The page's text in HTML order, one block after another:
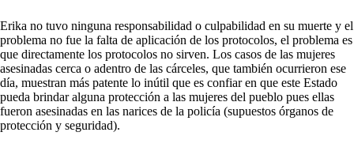
Erika no tuvo ninguna responsabilidad o culpabilidad en su muerte y el
problema no fue la falta de aplicación de los protocolos, el problema es
que directamente los protocolos no sirven. Los casos de las mujeres
asesinadas cerca o adentro de las cárceles, que también ocurrieron ese
día, muestran más patente lo inútil que es confiar en que este Estado
pueda brindar alguna protección a las mujeres del pueblo pues ellas
fueron asesinadas en las narices de la policía (supuestos órganos de
protección y seguridad).